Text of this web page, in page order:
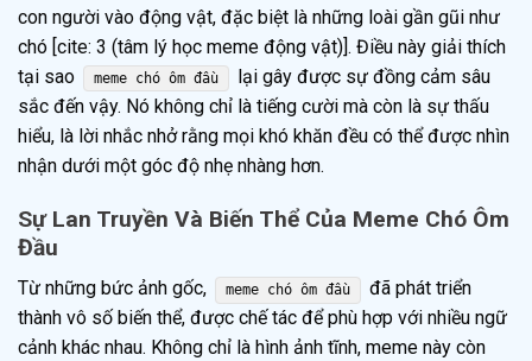
con người vào động vật, đặc biệt là những loài gần gũi như
chó [cite: 3 (tâm lý học meme động vật)]. Điều này giải thích
tại sao
meme chó ôm đầu
lại gây được sự đồng cảm sâu
sắc đến vậy. Nó không chỉ là tiếng cười mà còn là sự thấu
hiểu, là lời nhắc nhở rằng mọi khó khăn đều có thể được nhìn
nhận dưới một góc độ nhẹ nhàng hơn.
Sự Lan Truyền Và Biến Thể Của Meme Chó Ôm
Đầu
Từ những bức ảnh gốc, meme chó ôm đầu
đã phát triển
thành vô số biến thể, được chế tác để phù hợp với nhiều ngữ
cảnh khác nhau. Không chỉ là hình ảnh tĩnh, meme này còn